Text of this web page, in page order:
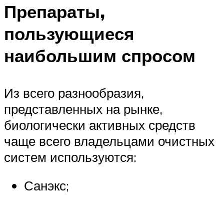
Препараты,
пользующиеся
наибольшим спросом
Из всего разнообразия,
представленных на рынке,
биологически активных средств
чаще всего владельцами очистных
систем используются:
Санэкс;